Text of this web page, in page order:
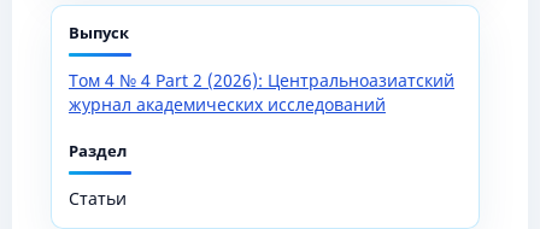
Выпуск
Том 4 № 4 Part 2 (2026): Центральноазиатский
журнал академических исследований
Раздел
Статьи